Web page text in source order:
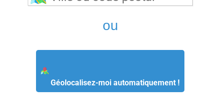
ou
Géolocalisez-moi automatiquement !